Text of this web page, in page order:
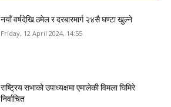
नयाँ वर्षदेखि ठमेल र दरबारमार्ग २४सै घण्टा खुल्ने
Friday, 12 April 2024, 14:55
राष्ट्रिय सभाको उपाध्यक्षमा एमालेकी विमला घिमिरे
निर्वाचित